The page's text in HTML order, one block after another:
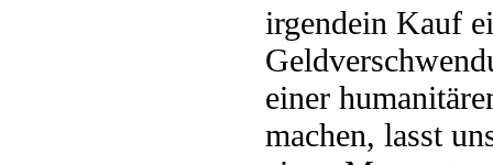
irgendein Kauf
einer
machen, lasst